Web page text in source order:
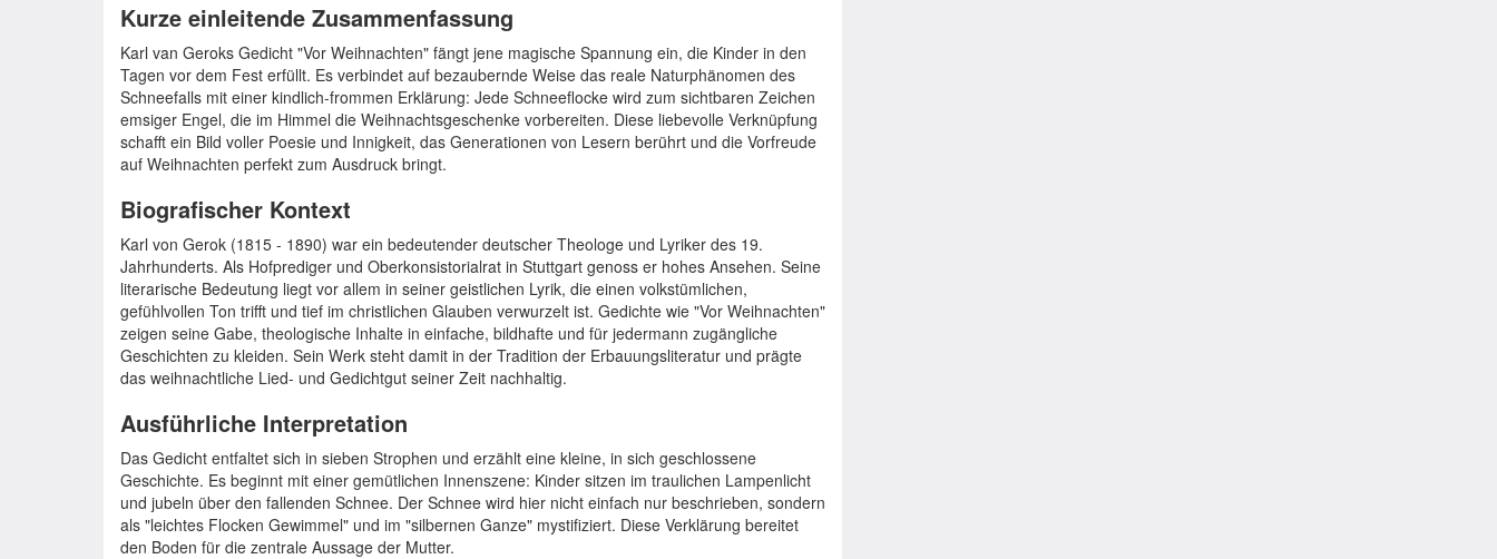
Kurze einleitende Zusammenfassung
Karl van Geroks Gedicht "Vor Weihnachten" fängt jene magische Spannung ein, die Kinder in den
Tagen vor dem Fest erfüllt. Es verbindet auf bezaubernde Weise das reale Naturphänomen des
Schneefalls mit einer kindlich-frommen Erklärung: Jede Schneeflocke wird zum sichtbaren Zeichen
emsiger Engel, die im Himmel die Weihnachtsgeschenke vorbereiten. Diese liebevolle Verknüpfung
schafft ein Bild voller Poesie und Innigkeit, das Generationen von Lesern berührt und die Vorfreude
auf Weihnachten perfekt zum Ausdruck bringt.
Biografischer Kontext
Karl von Gerok (1815 - 1890) war ein bedeutender deutscher Theologe und Lyriker des 19.
Jahrhunderts. Als Hofprediger und Oberkonsistorialrat in Stuttgart genoss er hohes Ansehen. Seine
literarische Bedeutung liegt vor allem in seiner geistlichen Lyrik, die einen volkstümlichen,
gefühlvollen Ton trifft und tief im christlichen Glauben verwurzelt ist. Gedichte wie "Vor Weihnachten"
zeigen seine Gabe, theologische Inhalte in einfache, bildhafte und für jedermann zugängliche
Geschichten zu kleiden. Sein Werk steht damit in der Tradition der Erbauungsliteratur und prägte
das weihnachtliche Lied- und Gedichtgut seiner Zeit nachhaltig.
Ausführliche Interpretation
Das Gedicht entfaltet sich in sieben Strophen und erzählt eine kleine, in sich geschlossene
Geschichte. Es beginnt mit einer gemütlichen Innenszene: Kinder sitzen im traulichen Lampenlicht
und jubeln über den fallenden Schnee. Der Schnee wird hier nicht einfach nur beschrieben, sondern
als "leichtes Flocken Gewimmel" und im "silbernen Ganze" mystifiziert. Diese Verklärung bereitet
den Boden für die zentrale Aussage der Mutter.